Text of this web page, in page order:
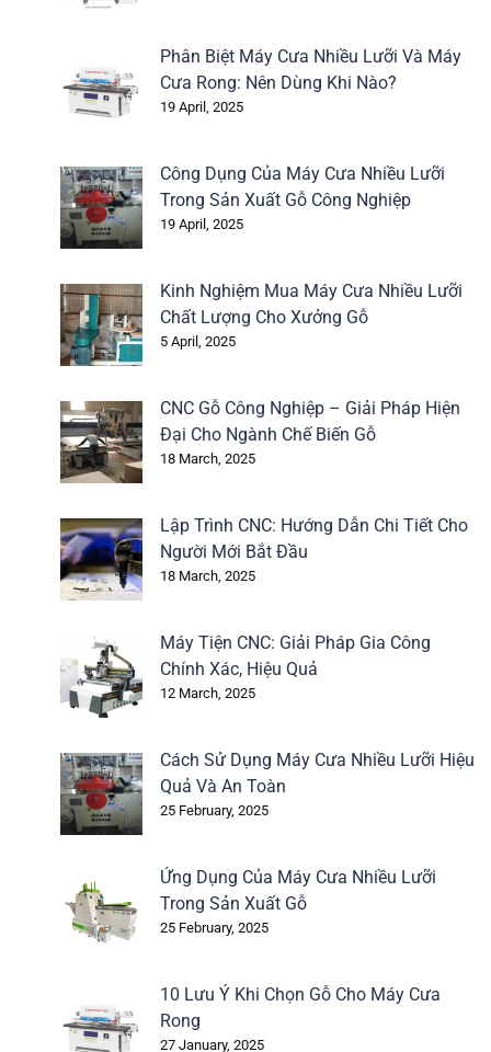
Phân Biệt Máy Cưa Nhiều Lưỡi Và Máy
Cưa Rong: Nên Dùng Khi Nào?
19 April, 2025
Công Dụng Của Máy Cưa Nhiều Lưỡi
Trong Sản Xuất Gỗ Công Nghiệp
19 April, 2025
Kinh Nghiệm Mua Máy Cưa Nhiều Lưỡi
Chất Lượng Cho Xưởng Gỗ
5 April, 2025
CNC Gỗ Công Nghiệp – Giải Pháp Hiện
Đại Cho Ngành Chế Biến Gỗ
18 March, 2025
Lập Trình CNC: Hướng Dẫn Chi Tiết Cho
Người Mới Bắt Đầu
18 March, 2025
Máy Tiện CNC: Giải Pháp Gia Công
Chính Xác, Hiệu Quả
12 March, 2025
Cách Sử Dụng Máy Cưa Nhiều Lưỡi Hiệu
Quả Và An Toàn
25 February, 2025
Ứng Dụng Của Máy Cưa Nhiều Lưỡi
Trong Sản Xuất Gỗ
25 February, 2025
10 Lưu Ý Khi Chọn Gỗ Cho Máy Cưa
Rong
27 January, 2025